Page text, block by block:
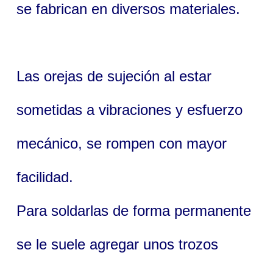
se fabrican en diversos materiales.
Las orejas de sujeción al estar
sometidas a vibraciones y esfuerzo
mecánico, se rompen con mayor
facilidad.
Para soldarlas de forma permanente
se le suele agregar unos trozos